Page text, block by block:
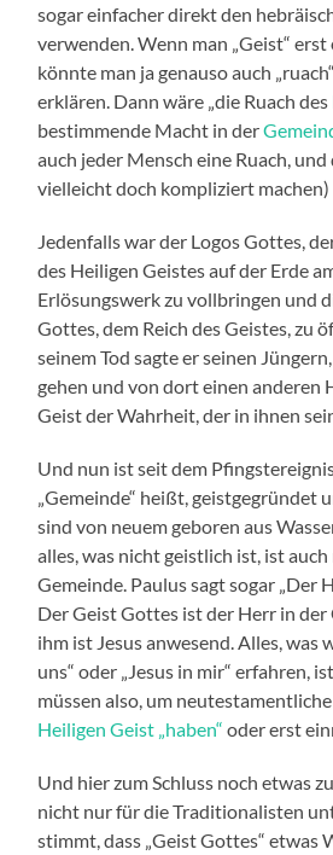
sogar einfacher direkt den
verwenden. Wenn man „Geist“
könnte man ja genauso auch
erklären. Dann wäre „die Ruach des
bestimmende Macht in der
auch jeder Mensch eine Ruach, und
vielleicht doch kompliziert machen)
Jedenfalls war der Logos Gottes,
des Heiligen Geistes auf der Erde
Erlösungswerk zu vollbringen und
Gottes, dem Reich des Geistes, zu
seinem Tod sagte er seinen
gehen und von dort einen anderen
Geist der Wahrheit, der in ihnen
Und nun ist seit dem
„Gemeinde“ heißt, geistgegründet
sind von neuem geboren aus
alles, was nicht geistlich ist, ist
Gemeinde. Paulus sagt sogar „Der
Der Geist Gottes ist der Herr in der
ihm ist Jesus anwesend. Alles, was
uns“ oder „Jesus in mir“ erfahren,
müssen also, um
Heiligen Geist „haben“ oder erst
Und hier zum Schluss noch etwas
nicht nur für die Traditionalisten
stimmt, dass „Geist Gottes“ etwas